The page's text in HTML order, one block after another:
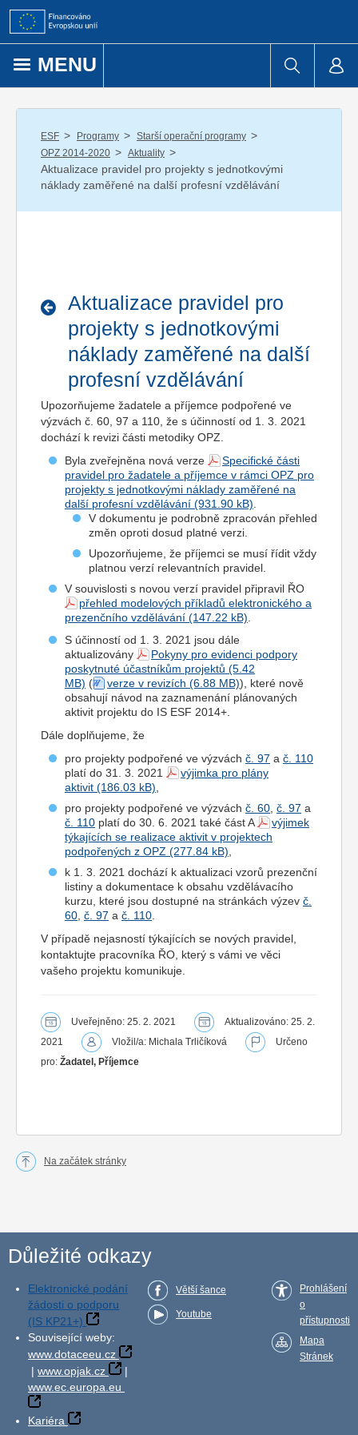
Přejít k obsahu
MENU
ESF / Programy / Starší operační programy /
OPZ 2014-2020 / Aktuality /
Aktualizace pravidel pro projekty s jednotkovými
náklady zaměřené na další profesní vzdělávání
Aktualizace pravidel pro
projekty s jednotkovými
náklady zaměřené na další
profesní vzdělávání
Upozorňujeme žadatele a příjemce podpořené ve
výzvách č. 60, 97 a 110, že s účinností od 1. 3. 2021
dochází k revizi části metodiky OPZ.
Byla zveřejněna nová verze
Specifické části
pravidel pro žadatele a příjemce v rámci OPZ pro
projekty s jednotkovými náklady zaměřené na
další profesní vzdělávání
V dokumentu je podrobně zpracován přehled
změn oproti dosud platné verzi.
Upozorňujeme, že příjemci se musí řídit vždy
platnou verzí relevantních pravidel.
V souvislosti s novou verzí pravidel připravil ŘO
přehled modelových příkladů elektronického a
prezenčního vzdělávání
S účinností od 1. 3. 2021 jsou dále
aktualizovány
Pokyny pro evidenci podpory
poskytnuté účastníkům projektů
(
verze v revizích
), které nově
obsahují návod na zaznamenání plánovaných
aktivit projektu do IS ESF 2014+.
Dále doplňujeme, že
pro projekty podpořené ve výzvách č. 97 a č. 110
platí do 31. 3. 2021
výjimka pro plány
aktivit
pro projekty podpořené ve výzvách č. 60 č. 97 a
č. 110 platí do 30. 6. 2021 také část A
výjimek
týkajících se realizace aktivit v projektech
podpořených z OPZ
k 1. 3. 2021 dochází k aktualizaci vzorů prezenční
listiny a dokumentace k obsahu vzdělávacího
kurzu, které jsou dostupné na stránkách výzev č.
60 č. 97 a č. 110
V případě nejasností týkajících se nových pravidel,
kontaktujte pracovníka ŘO, který s vámi ve věci
vašeho projektu komunikuje.
Uveřejněno: 25. 2. 2021
Aktualizováno: 25. 2.
2021
Vložil/a: Michala Trličíková
Určeno
pro: Žadatel, Příjemce
Na začátek stránky
Důležité odkazy
Elektronické podání
žádosti o podporu
(IS KP21+)
Související weby:
www.dotaceeu.cz
| www.opjak.cz
|
www.ec.europa.eu
Kariéra
Větší šance
Youtube
Prohlášení
o
přístupnosti
Mapa
Stránek